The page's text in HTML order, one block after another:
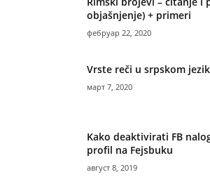
objašnjenje) + primeri
фебруар 22, 2020
Vrste reči u srpskom
март 7, 2020
Kako deaktivirati FB
profil na Fejsbuku
август 8, 2019